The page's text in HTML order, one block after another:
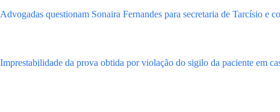
Advogadas questionam Sonaira Fernandes para secretaria de Tarcísio e
Imprestabilidade da prova obtida por violação do sigilo da paciente em